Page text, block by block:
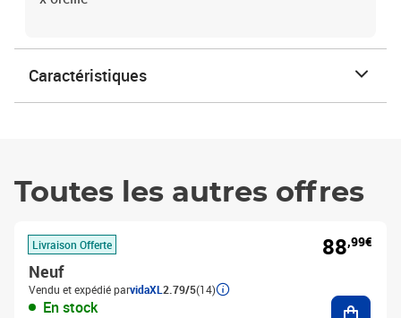
Caractéristiques
Toutes les autres offres
Livraison Offerte
Neuf
Vendu et expédié parvidaXL 2.79/5(14)
En stock
88,99€